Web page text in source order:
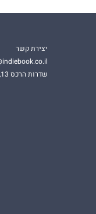
יצירת קשר
שדרות הרכס 13, מודיעין